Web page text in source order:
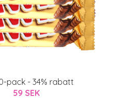
pack - 34% rabatt
59 SEK